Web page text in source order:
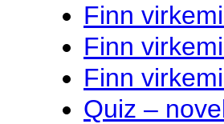
Finn
Finn
Finn
Quiz –